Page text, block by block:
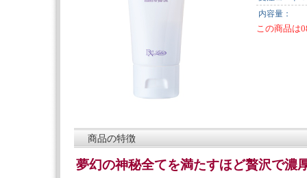
内容量：
この商品は
商品の特徴
夢幻の神秘全てを満たすほど贅沢で濃